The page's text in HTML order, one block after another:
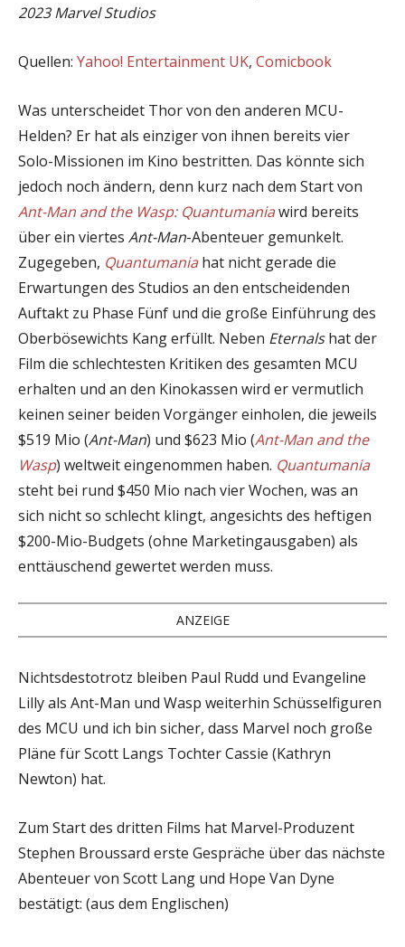
2023 Marvel Studios
Quellen: Yahoo! Entertainment UK, Comicbook
Was unterscheidet Thor von den anderen MCU-
Helden? Er hat als einziger von ihnen bereits vier
Solo-Missionen im Kino bestritten. Das könnte sich
jedoch noch ändern, denn kurz nach dem Start von
Ant-Man and the Wasp: Quantumaniawird bereits
über ein viertes Ant-Man-Abenteuer gemunkelt.
Zugegeben, Quantumania hat nicht gerade die
Erwartungen des Studios an den entscheidenden
Auftakt zu Phase Fünf und die große Einführung des
Oberbösewichts Kang erfüllt. Neben Eternalshat der
Film die schlechtesten Kritiken des gesamten MCU
erhalten und an den Kinokassen wird er vermutlich
keinen seiner beiden Vorgänger einholen, die jeweils
$519 Mio (Ant-Man) und $623 Mio (Ant-Man and the
Wasp) weltweit eingenommen haben. Quantumania
steht bei rund $450 Mio nach vier Wochen, was an
sich nicht so schlecht klingt, angesichts des heftigen
$200-Mio-Budgets (ohne Marketingausgaben) als
enttäuschend gewertet werden muss.
ANZEIGE
Nichtsdestotrotz bleiben Paul Rudd und Evangeline
Lilly als Ant-Man und Wasp weiterhin Schüsselfiguren
des MCU und ich bin sicher, dass Marvel noch große
Pläne für Scott Langs Tochter Cassie (Kathryn
Newton) hat.
Zum Start des dritten Films hat Marvel-Produzent
Stephen Broussard erste Gespräche über das nächste
Abenteuer von Scott Lang und Hope Van Dyne
bestätigt: (aus dem Englischen)